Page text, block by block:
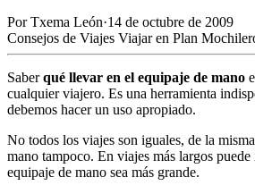
PorTxema León·14 de octubre de 2009
Consejos de Viajes Viajar en Plan
Saberqué llevar en el equipaje de mano
cualquier viajero. Es una herramienta
debemos hacer un uso apropiado.
No todos los viajes son iguales, de la
mano tampoco. En viajes más largos puede
equipaje de mano sea más grande.